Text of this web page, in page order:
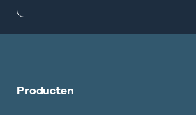
Producten